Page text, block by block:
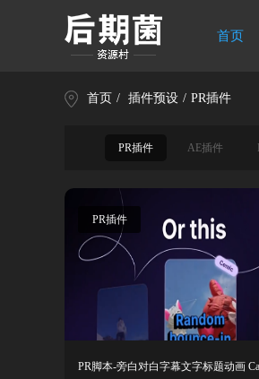
首页
首页 / 插件预设 / PR插件
PR插件 AE插件
PR插件